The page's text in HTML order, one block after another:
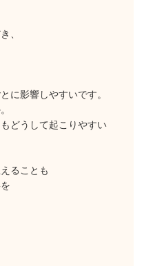
、
に影響しやすいです。
どうして起こりやすい
ることも